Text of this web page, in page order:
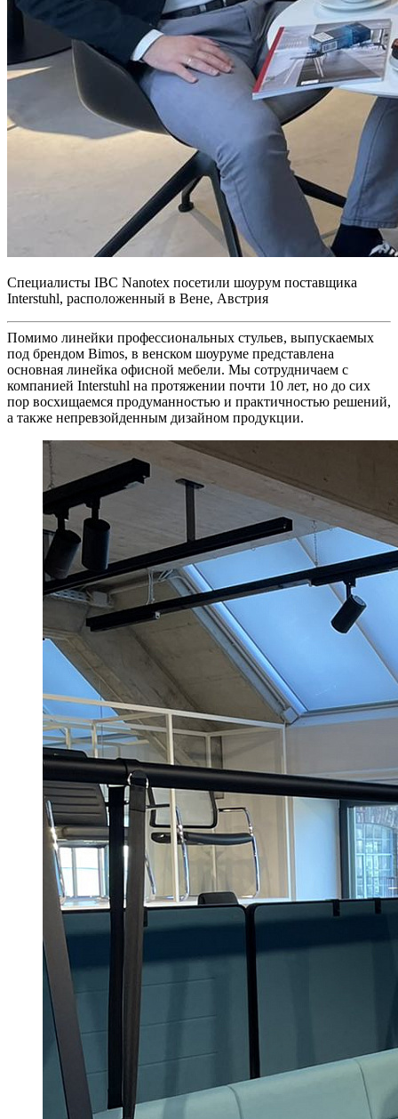
Специалисты IBC Nanotex посетили шоурум поставщика
Interstuhl, расположенный в Вене, Австрия
Помимо линейки профессиональных стульев, выпускаемых
под брендом Bimos, в венском шоуруме представлена
основная линейка офисной мебели. Мы сотрудничаем с
компанией Interstuhl на протяжении почти 10 лет, но до сих
пор восхищаемся продуманностью и практичностью решений,
а также непревзойденным дизайном продукции.